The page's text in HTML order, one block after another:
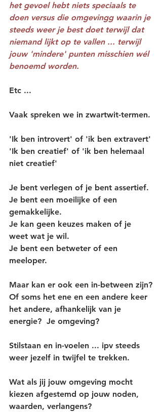
het gevoel hebt niets speciaals te
doen versus die omgevingg waarin je
steeds weer je best doet terwijl dat
niemand lijkt op te vallen ... terwijl
jouw 'mindere' punten misschien wél
benoemd worden.
Etc ...
Vaak spreken we in zwartwit-termen.
'Ik ben introvert' of 'ik ben extravert'
'Ik ben creatief' of 'ik ben helemaal
niet creatief'
Je bent verlegen of je bent assertief.
Je bent een moeilijke of een
gemakkelijke.
Je kan geen keuzes maken of je
weet wat je wil.
Je bent een betweter of een
meeloper.
Maar kan er ook een in-between zijn?
Of soms het ene en een andere keer
het andere, afhankelijk van je
energie?  Je omgeving?
Stilstaan en in-voelen ... ipv steeds
weer jezelf in twijfel te trekken.
Wat als jij jouw omgeving mocht
kiezen afgestemd op jouw noden,
waarden, verlangens?